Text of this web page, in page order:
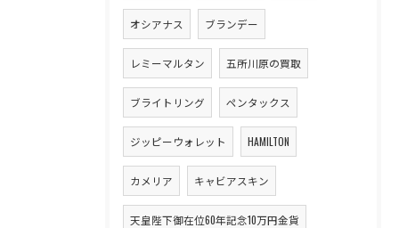
オシアナス ブランデー
レミーマルタン 五所川原の買取
ブライトリング ペンタックス
ジッピーウォレット HAMILTON
カメリア キャビアスキン
天皇陛下御在位60年記念10万円金貨